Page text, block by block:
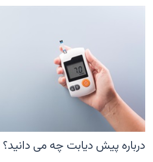
درباره پیش دیابت چه می دانید؟